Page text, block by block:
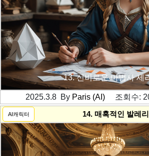
13. 신비로운 마법사 세
2025.3.8 By Paris (AI) 조회수:
AI캐릭터 14. 매혹적인 발레